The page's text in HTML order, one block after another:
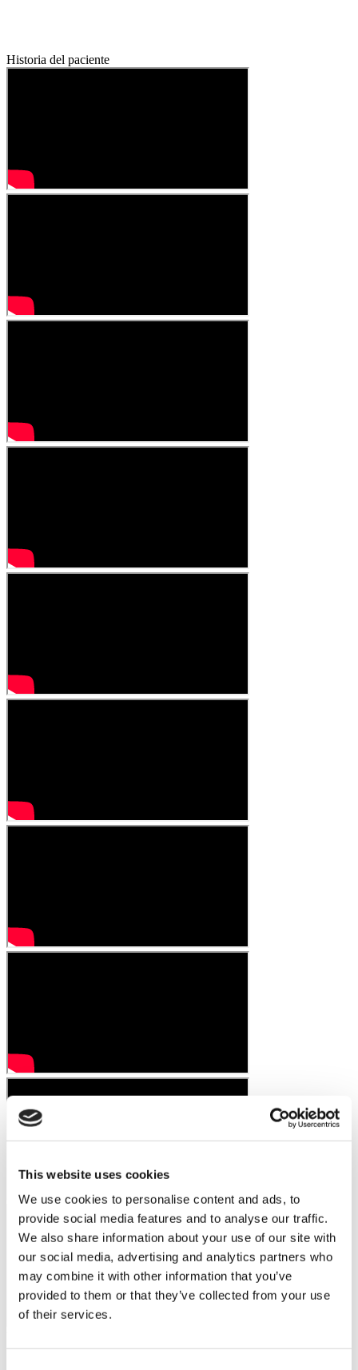
This website uses cookies
We use cookies to personalise content and ads, to
provide social media features and to analyse our traffic.
We also share information about your use of our site with
our social media, advertising and analytics partners who
may combine it with other information that you’ve
provided to them or that they’ve collected from your use
of their services.
Historia del paciente